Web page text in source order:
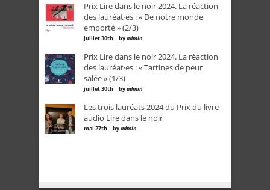
Prix Lire dans le noir 2024. La réaction
des lauréat·es : « De notre monde
emporté » (2/3)
juillet 30th | byadmin
Prix Lire dans le noir 2024. La réaction
des lauréat·es : « Tartines de peur
salée » (1/3)
juillet 30th | byadmin
Les trois lauréats 2024 du Prix du livre
audio Lire dans le noir
mai 27th | byadmin